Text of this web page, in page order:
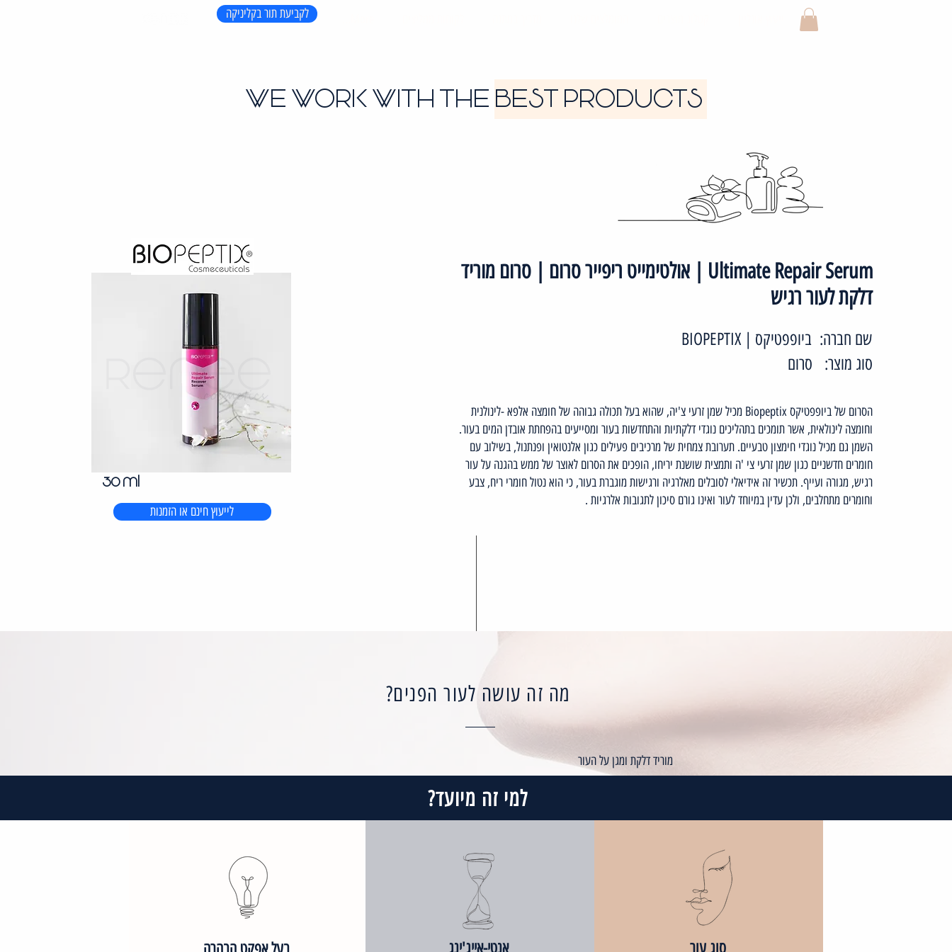
לקביעת תור בקליניקה
WE WORK WITH THEBEST PRODUCTS
30 ml
לייעוץ חינם או הזמנות
Ultimate Repair Serum | אולטימייט ריפייר סרום | סרום מוריד
דלקת לעור רגיש
ביופפטיקס | BIOPEPTIX שם חברה:
סרום
סוג מוצר:
הסרום של ביופפטיקס Biopeptix מכיל שמן זרעי צ'יה, שהוא בעל תכולה גבוהה של חומצה אלפא -לינולנית
וחומצה לינולאית, אשר תומכים בתהליכים נוגדי דלקתיות והתחדשות בעור ומסייעים בהפחתת אובדן המים בעור.
השמן גם מכיל נוגדי חימצון טבעיים. תערובת צמחית של מרכיבים פעילים כגון אלנטואין ופנתנול, בשילוב עם
חומרים חדשניים כגון שמן זרעי צי 'ה ותמצית שושנת יריחו, הופכים את הסרום לאוצר של ממש בהגנה על עור
רגיש, מגורה ועייף. תכשיר זה אידיאלי לסובלים מאלרגיה ורגישות מוגברת בעור, כי הוא נטול חומרי ריח, צבע
וחומרים מתחלבים, ולכן עדין במיוחד לעור ואינו גורם סיכון לתגובות אלרגיות .
מה זה עושה לעור הפנים?
מוריד דלקת ומגן על העור
למי זה מיועד?